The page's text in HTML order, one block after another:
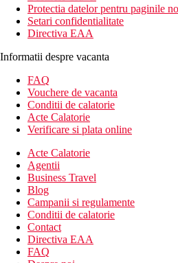
Protectia datelor pentru paginile
Setari confidentialitate
Directiva EAA
Informatii despre vacanta
FAQ
Vouchere de vacanta
Conditii de calatorie
Acte Calatorie
Verificare si plata online
Acte Calatorie
Agentii
Business Travel
Blog
Campanii si regulamente
Conditii de calatorie
Contact
Directiva EAA
FAQ